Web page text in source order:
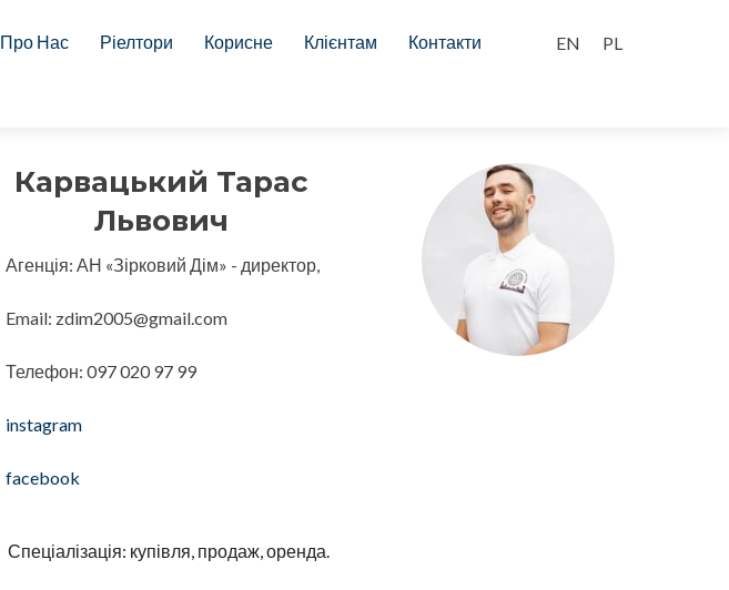
Про Нас Ріелтори Корисне Клієнтам Контакти
Карвацький Тарас
Львович
Агенція: АН «Зірковий Дім» - директор,
Email: zdim2005@gmail.com
Телефон: 097 020 97 99
instagram
facebook
Спеціалізація: купівля, продаж, оренда.